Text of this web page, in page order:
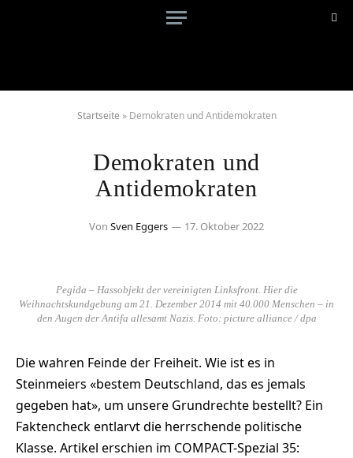
Startseite » Demokraten und Antidemokraten
Demokraten und
Antidemokraten
Von Sven Eggers 17. Oktober 2022
Pegida – Hassobjekt der vereinigten Linksfront. Hier die
Weihnachtskundgebung am 21. Dezember 2014 mit 40.000 Menschen – in
den Augen der Antifa allesamt Nazis. Foto: picture alliance / dpa
Die wahren Feinde der Freiheit. Wie ist es in
Steinmeiers «bestem Deutschland, das es jemals
gegeben hat», um unsere Grundrechte bestellt? Ein
Faktencheck entlarvt die herrschende politische
Klasse. Artikel erschien im COMPACT-Spezial 35: